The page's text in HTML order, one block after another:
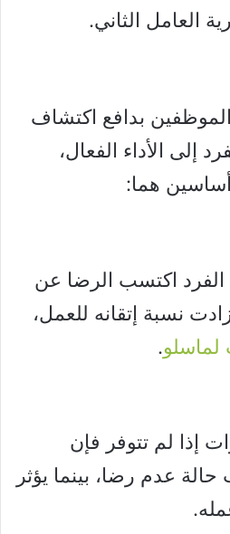
العامل الثاني.
بدافع اكتشاف
إلى الأداء الفعال،
هما:
اكتسب الرضا عن
نسبة إتقانه للعمل،
لماسلو.
إذا لم تتوفر فإن
عدم رضا، بينما يؤثر